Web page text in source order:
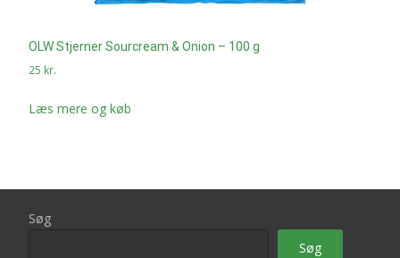
OLW Stjerner Sourcream & Onion – 100 g
25 kr.
Læs mere og køb
Søg
Søg